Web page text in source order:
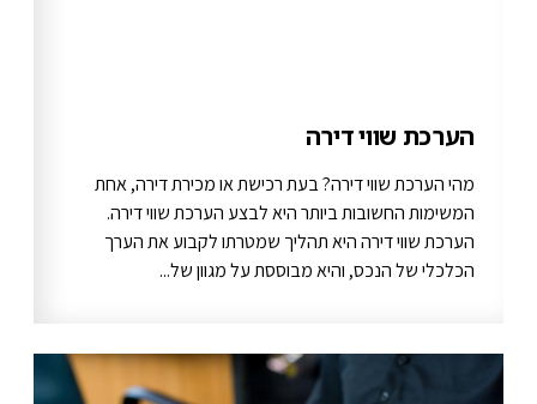
הערכת שווי דירה
מהי הערכת שווי דירה? בעת רכישת או מכירת דירה, אחת
המשימות החשובות ביותר היא לבצע הערכת שווי דירה.
הערכת שווי דירה היא תהליך שמטרתו לקבוע את הערך
הכלכלי של הנכס, והיא מבוססת על מגוון של...